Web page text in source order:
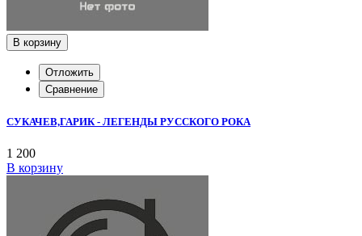
В корзину
Отложить
Сравнение
СУКАЧЕВ,ГАРИК - ЛЕГЕНДЫ РУССКОГО РОКА
1 200
В корзину